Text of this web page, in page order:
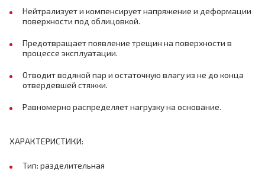
Нейтрализует и компенсирует напряжение и деформации
поверхности под облицовкой.
Предотвращает появление трещин на поверхности в
процессе эксплуатации.
Отводит водяной пар и остаточную влагу из не до конца
отвердевшей стяжки.
Равномерно распределяет нагрузку на основание.
ХАРАКТЕРИСТИКИ:
Тип: разделительная